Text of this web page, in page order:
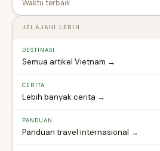
Waktu terbaik
JELAJAHI LEBIH
DESTINASI
Semua artikel Vietnam →
CERITA
Lebih banyak cerita →
PANDUAN
Panduan travel internasional →